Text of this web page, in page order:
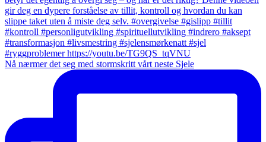
Nå nærmer det seg med stormskritt vårt neste Sjele